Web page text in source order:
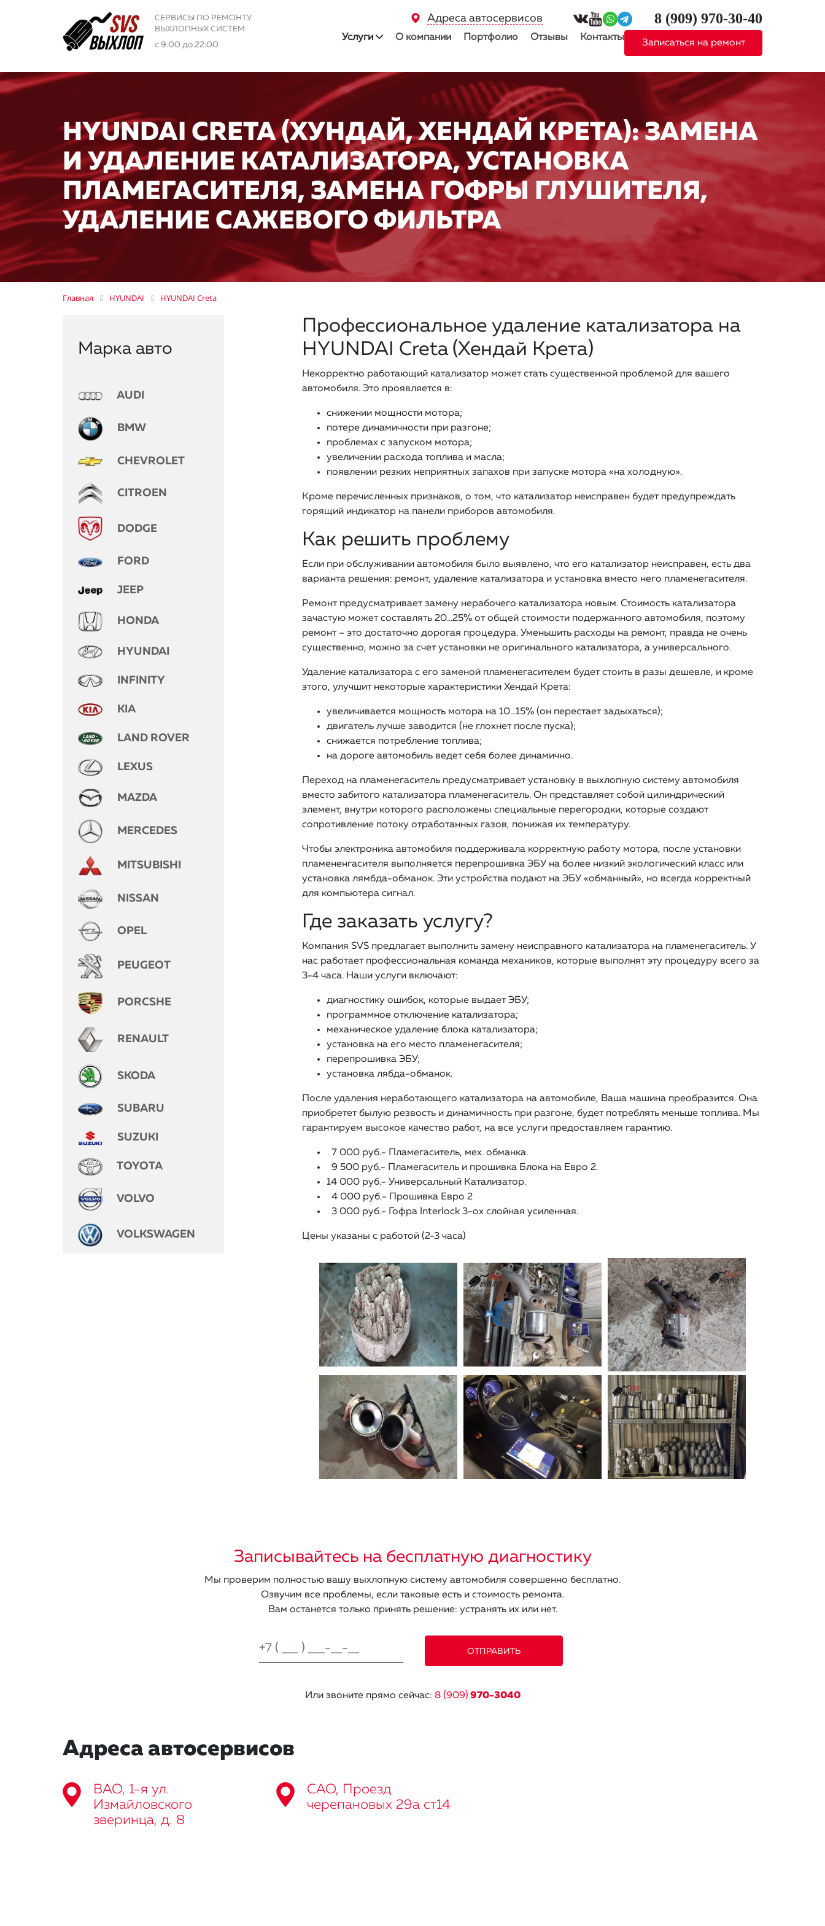
СЕРВИСЫ ПО РЕМОНТУ
ВЫХЛОПНЫХ СИСТЕМ
с 9:00 до 22:00
Адреса автосервисов 8 (909) 970-30-40
Услуги О компании Портфолио Отзывы Контакты
Записаться на ремонт
HYUNDAI CRETA (ХУНДАЙ, ХЕНДАЙ КРЕТА): ЗАМЕНА
И УДАЛЕНИЕ КАТАЛИЗАТОРА, УСТАНОВКА
ПЛАМЕГАСИТЕЛЯ, ЗАМЕНА ГОФРЫ ГЛУШИТЕЛЯ,
УДАЛЕНИЕ САЖЕВОГО ФИЛЬТРА
Главная HYUNDAI HYUNDAI Creta
Марка авто
AUDI
BMW
CHEVROLET
CITROEN
DODGE
FORD
JEEP
HONDA
HYUNDAI
INFINITY
KIA
LAND ROVER
LEXUS
MAZDA
MERCEDES
MITSUBISHI
NISSAN
OPEL
PEUGEOT
PORCSHE
RENAULT
SKODA
SUBARU
SUZUKI
TOYOTA
VOLVO
VOLKSWAGEN
Профессиональное удаление катализатора на
HYUNDAI Creta (Хендай Крета)
Некорректно работающий катализатор может стать существенной проблемой для вашего
автомобиля. Это проявляется в:
снижении мощности мотора;
потере динамичности при разгоне;
проблемах с запуском мотора;
увеличении расхода топлива и масла;
появлении резких неприятных запахов при запуске мотора «на холодную».
Кроме перечисленных признаков, о том, что катализатор неисправен будет предупреждать
горящий индикатор на панели приборов автомобиля.
Как решить проблему
Если при обслуживании автомобиля было выявлено, что его катализатор неисправен, есть два
варианта решения: ремонт, удаление катализатора и установка вместо него пламенегасителя.
Ремонт предусматривает замену нерабочего катализатора новым. Стоимость катализатора
зачастую может составлять 20…25% от общей стоимости подержанного автомобиля, поэтому
ремонт – это достаточно дорогая процедура. Уменьшить расходы на ремонт, правда не очень
существенно, можно за счет установки не оригинального катализатора, а универсального.
Удаление катализатора с его заменой пламенегасителем будет стоить в разы дешевле, и кроме
этого, улучшит некоторые характеристики Хендай Крета:
увеличивается мощность мотора на 10…15% (он перестает задыхаться);
двигатель лучше заводится (не глохнет после пуска);
снижается потребление топлива;
на дороге автомобиль ведет себя более динамично.
Переход на пламенегаситель предусматривает установку в выхлопную систему автомобиля
вместо забитого катализатора пламенегаситель. Он представляет собой цилиндрический
элемент, внутри которого расположены специальные перегородки, которые создают
сопротивление потоку отработанных газов, понижая их температуру.
Чтобы электроника автомобиля поддерживала корректную работу мотора, после установки
пламененгасителя выполняется перепрошивка ЭБУ на более низкий экологический класс или
установка лямбда-обманок. Эти устройства подают на ЭБУ «обманный», но всегда корректный
для компьютера сигнал.
Где заказать услугу?
Компания SVS предлагает выполнить замену неисправного катализатора на пламенегаситель. У
нас работает профессиональная команда механиков, которые выполнят эту процедуру всего за
3-4 часа. Наши услуги включают:
диагностику ошибок, которые выдает ЭБУ;
программное отключение катализатора;
механическое удаление блока катализатора;
установка на его место пламенегасителя;
перепрошивка ЭБУ;
установка лябда-обманок.
После удаления неработающего катализатора на автомобиле, Ваша машина преобразится. Она
приобретет былую резвость и динамичность при разгоне, будет потреблять меньше топлива. Мы
гарантируем высокое качество работ, на все услуги предоставляем гарантию.
7 000 руб.- Пламегаситель, мех. обманка.
9 500 руб.- Пламегаситель и прошивка Блока на Евро 2.
14 000 руб.- Универсальный Катализатор.
4 000 руб.- Прошивка Евро 2
3 000 руб.- Гофра Interlock 3-ох слойная усиленная.
Цены указаны с работой (2-3 часа)⁠
Записывайтесь на бесплатную диагностику
Мы проверим полностью вашу выхлопную систему автомобиля совершенно бесплатно.
Озвучим все проблемы, если таковые есть и стоимость ремонта.
Вам останется только принять решение: устранять их или нет.
Или звоните прямо сейчас: 8 (909) 970-3040
Адреса автосервисов
ВАО, 1-я ул.
Измайловского
зверинца, д. 8
САО, Проезд
черепановых 29а ст14